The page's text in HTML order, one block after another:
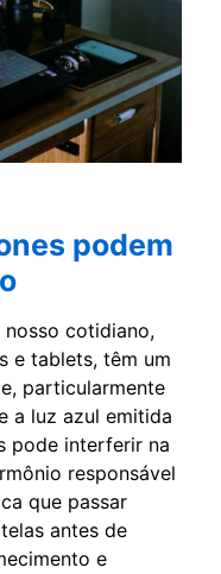
podem
nosso cotidiano,
e tablets, têm um
particularmente
a luz azul emitida
pode interferir na
responsável
que passar
antes de
e